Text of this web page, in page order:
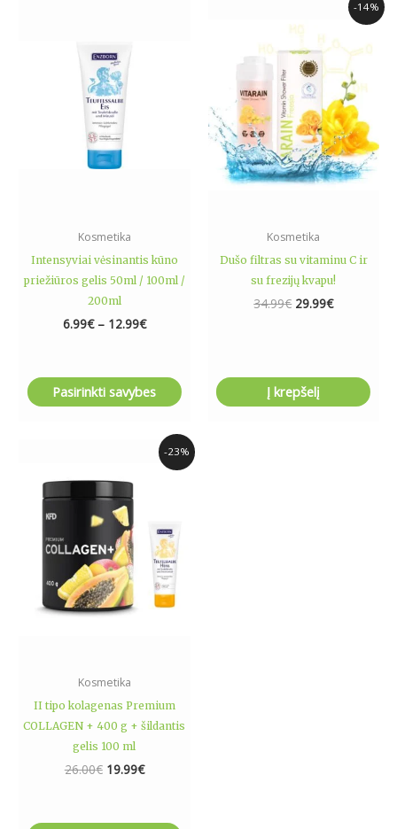
Kosmetika
Intensyviai vėsinantis kūno
priežiūros gelis 50ml / 100ml /
200ml
6.99€ – 12.99€
Pasirinkti savybes
multiple
variants.
The
options
may
be
page
-14%
Kosmetika
Dušo filtras su vitaminu C ir
su frezijų kvapu!
34.99€
was:
34.99€.
29.99€
price
29.99€.
Į krepšelį
-23%
Kosmetika
II tipo kolagenas Premium
COLLAGEN + 400 g + šildantis
gelis 100 ml
26.00€
was:
19.99€
Current
price